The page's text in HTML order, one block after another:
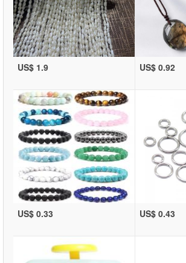
US$ 1.9 US$ 0.92
US$ 0.33 US$ 0.43